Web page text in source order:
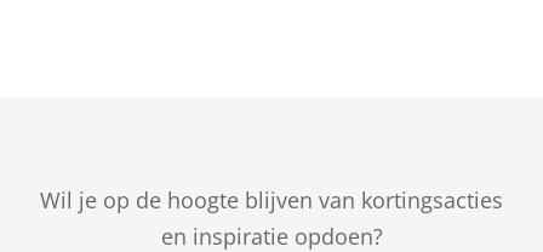
Wil je op de hoogte blijven van kortingsacties
en inspiratie opdoen?